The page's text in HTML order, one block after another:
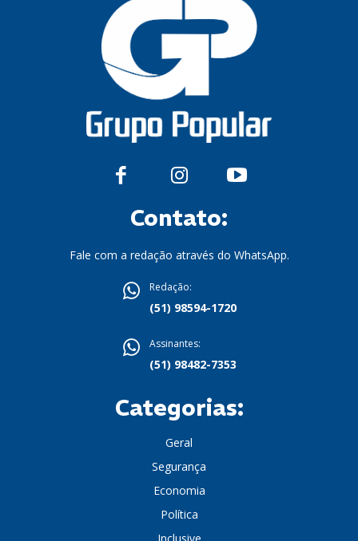
Contato:
Fale com a redação através do WhatsApp.
Redação:
(51) 98594-1720
Assinantes:
(51) 98482-7353
Categorias:
Geral
Segurança
Economia
Política